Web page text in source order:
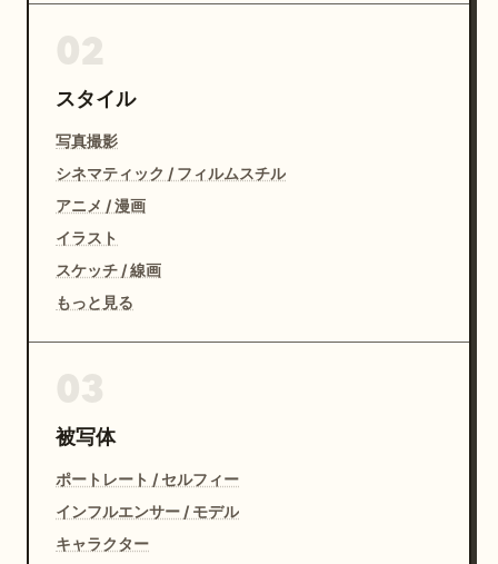
スタイル
写真撮影
シネマティック / フィルムスチル
アニメ / 漫画
イラスト
スケッチ / 線画
もっと見る
被写体
ポートレート / セルフィー
インフルエンサー / モデル
キャラクター